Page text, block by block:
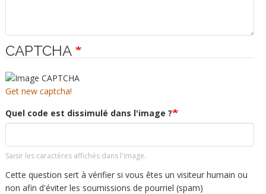
CAPTCHA
Get new captcha!
Quel code est dissimulé dans l'image ?
Saisir les caractères affichés dans l'image.
Cette question sert à vérifier si vous êtes un visiteur humain ou
non afin d'éviter les soumissions de pourriel (spam)